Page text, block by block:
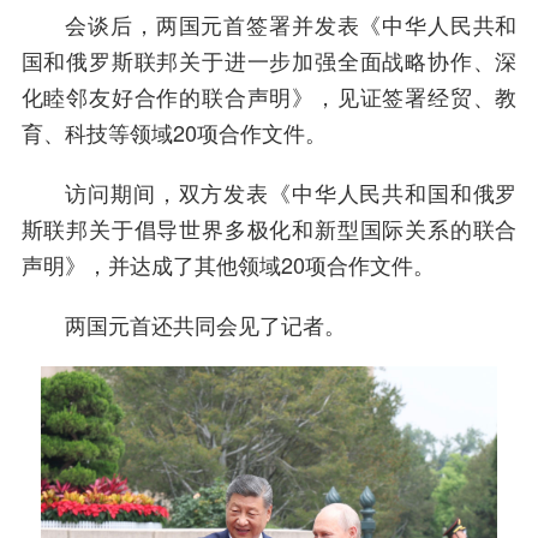
会谈后，两国元首签署并发表《中华人民共和
国和俄罗斯联邦关于进一步加强全面战略协作、深
化睦邻友好合作的联合声明》，见证签署经贸、教
育、科技等领域20项合作文件。
访问期间，双方发表《中华人民共和国和俄罗
斯联邦关于倡导世界多极化和新型国际关系的联合
声明》，并达成了其他领域20项合作文件。
两国元首还共同会见了记者。